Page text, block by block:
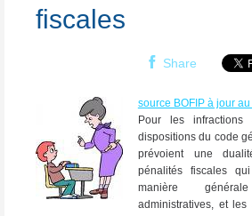
fiscales
Share
source BOFIP à jour
Pour les
dispositions du code
prévoient une
pénalités fiscales
manière
administratives, et